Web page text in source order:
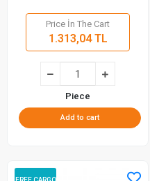
Price İn The Cart
1.313,04 TL
Piece
Add to cart